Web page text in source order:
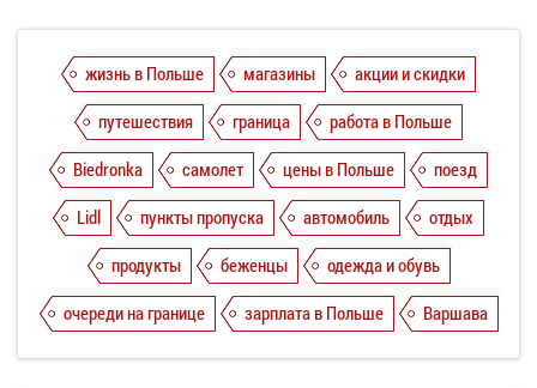
жизнь в Польше магазины
акции и скидки
путешествия
граница
работа в Польше
Biedronka
самолет цены в Польше
поезд
Lidl
пункты пропуска автомобиль
отдых
продукты
беженцы
одежда и обувь
очереди на границе
зарплата в Польше Варшава